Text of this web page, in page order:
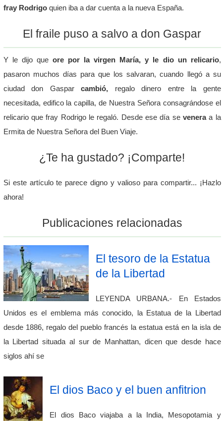
fray Rodrigoquien iba a dar cuenta a la nueva España.
El fraile puso a salvo a don Gaspar
Y le dijo queore por la virgen María, y le dio un relicario,
pasaron muchos días para que los salvaran, cuando llegó a su
ciudad don Gasparcambió, regalo dinero entre la gente
necesitada, edifico la capilla, de Nuestra Señora consagrándose el
relicario que fray Rodrigo le regaló. Desde ese día seveneraa la
Ermita de Nuestra Señora del Buen Viaje.
¿Te ha gustado? ¡Comparte!
Si este artículo te parece digno y valioso para compartir... ¡Hazlo
ahora!
Publicaciones relacionadas
El tesoro de la Estatua
de la Libertad
LEYENDA URBANA.- En Estados
Unidos es el emblema más conocido, la Estatua de la Libertad
desde 1886, regalo del pueblo francés la estatua está en la isla de
la Libertad situada al sur de Manhattan, dicen que desde hace
siglos ahí se
El dios Baco y el buen anfitrion
El dios Baco viajaba a la India, Mesopotamia y